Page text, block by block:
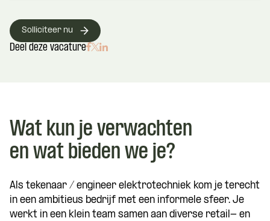
Deel deze vacature
Solliciteer nu
Wat kun je verwachten
en wat bieden we je?
Als tekenaar / engineer elektrotechniek kom je terecht
in een ambitieus bedrijf met een informele sfeer. Je
werkt in een klein team samen aan diverse retail- en